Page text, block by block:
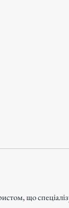
що